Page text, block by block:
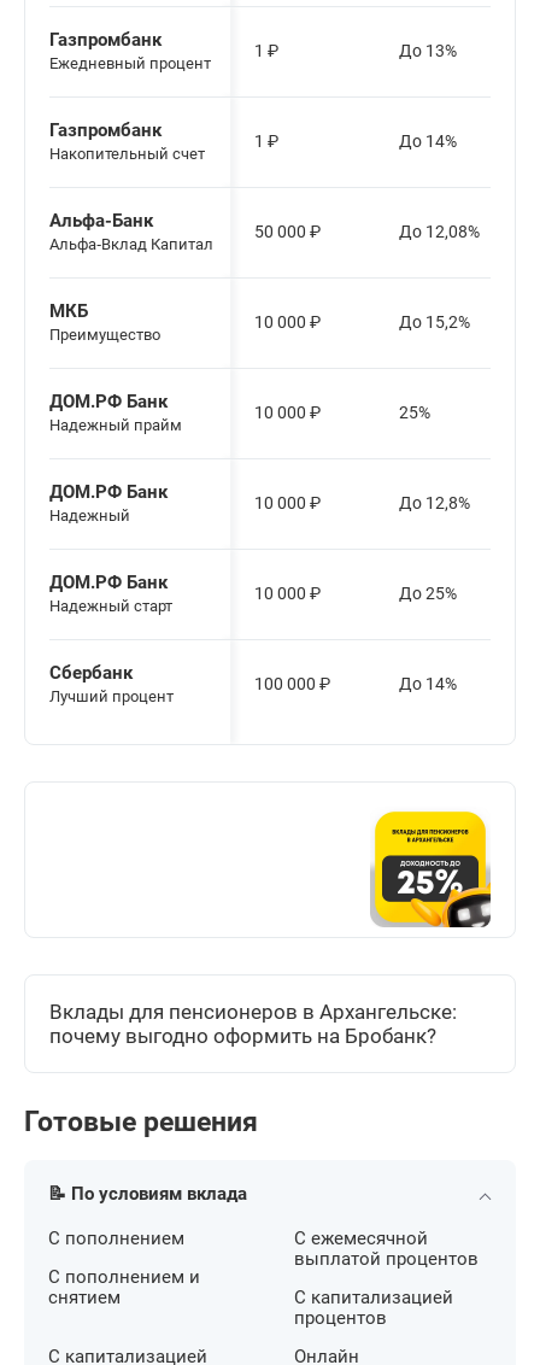
Газпромбанк
Ежедневный процент
1 ₽ До 13%
Газпромбанк
Накопительный счет
1 ₽ До 14%
Альфа-Банк
Альфа‑Вклад Капитал
50 000 ₽ До 12,08%
МКБ
Преимущество
10 000 ₽ До 15,2%
ДОМ.РФ Банк
Надежный прайм
10 000 ₽ 25%
ДОМ.РФ Банк
Надежный
10 000 ₽ До 12,8%
ДОМ.РФ Банк
Надежный старт
10 000 ₽ До 25%
Сбербанк
Лучший процент
100 000 ₽ До 14%
Вклады для пенсионеров в Архангельске:
почему выгодно оформить на Бробанк?
Готовые решения
📝 По условиям вклада
С пополнением
С пополнением и
снятием
С ежемесячной
выплатой процентов
С капитализацией
процентов
С капитализацией
Онлайн